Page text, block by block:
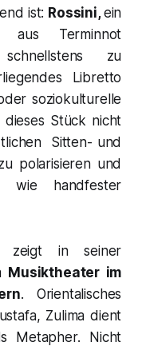
ist: Rossini,ein
aus Terminnot
zu
Libretto
soziokulturelle
Stück nicht
Sitten- und
polarisieren und
wie handfester
zeigt in seiner
Musiktheater im
. Orientalisches
Zulimadient
Metapher.
Nicht